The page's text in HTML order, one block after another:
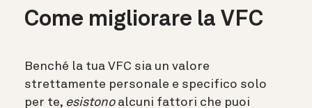
Come migliorare la VFC
Benché la tua VFC sia un valore
strettamente personale e specifico solo
per te, esistonoalcuni fattori che puoi